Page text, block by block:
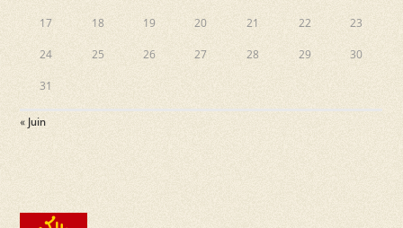
17 18 19 20 21 22 23
24 25 26 27 28 29 30
31
« Juin